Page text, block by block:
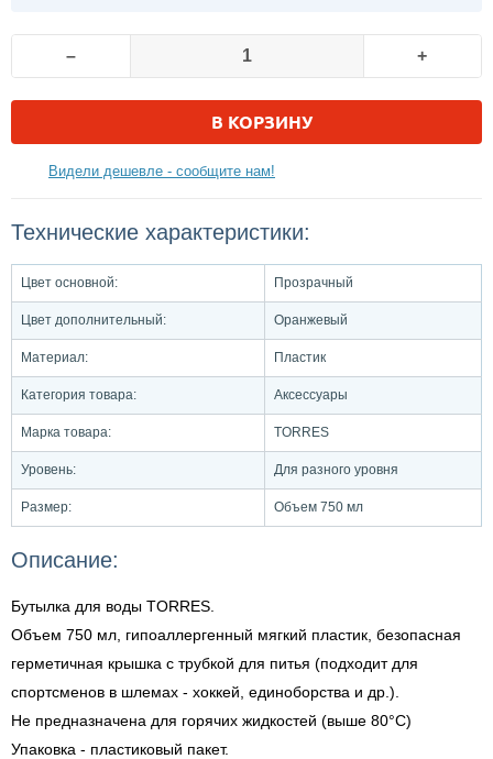
– +
В КОРЗИНУ
Видели дешевле - сообщите нам!
Технические характеристики:
Цвет основной: Прозрачный
Цвет дополнительный: Оранжевый
Материал: Пластик
Категория товара: Аксессуары
Марка товара: TORRES
Уровень: Для разного уровня
Размер: Объем 750 мл
Описание:
Бутылка для воды TORRES.
Объем 750 мл, гипоаллергенный мягкий пластик, безопасная
герметичная крышка с трубкой для питья (подходит для
спортсменов в шлемах - хоккей, единоборства и др.).
Не предназначена для горячих жидкостей (выше 80°С)
Упаковка - пластиковый пакет.